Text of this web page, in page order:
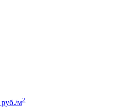
руб./м2